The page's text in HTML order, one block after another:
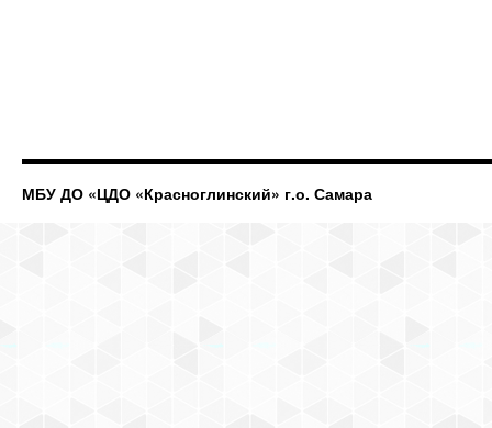
МБУ ДО «ЦДО «Красноглинский» г.о. Самара